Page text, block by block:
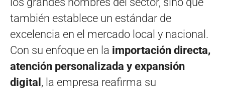
también establece un estándar de
excelencia en el mercado local y nacional.
Con su enfoque en la importación directa,
atención personalizada y expansión
digital , la empresa reafirma su